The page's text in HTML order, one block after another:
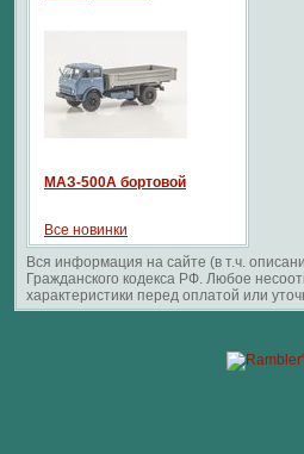
МАЗ-500А бортовой
Все новинки
Вся информация на сайте (в т.ч.
Гражданского кодекса РФ. Любое
характеристики перед оплатой или